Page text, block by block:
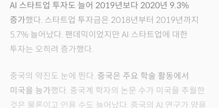
AI 스타트업 투자도 늘어 2019년보다 2020년 9.3%
증가했다. 스타트업 투자금은 2018년부터 2019년까지
5.7% 늘어났다. 팬데믹이었지만 AI 스타트업에 대한
투자는 오히려 증가했다.
중국의 약진도 눈에 띈다. 중국은 주요 학술 활동에서
미국을 능가했다. 중국계 학자의 논문 수가 미국을 추월한
것은 물론이고 인용 수도 늘어났다. 중국의 AI 연구가 양을